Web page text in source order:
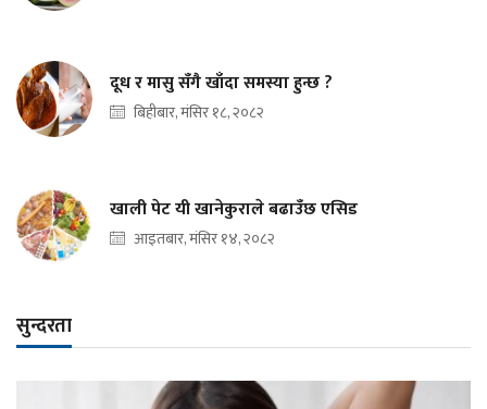
दूध र मासु सँगै खाँदा समस्या हुन्छ ?
बिहीबार, मंसिर १८, २०८२
खाली पेट यी खानेकुराले बढाउँछ एसिड
आइतबार, मंसिर १४, २०८२
सुन्दरता